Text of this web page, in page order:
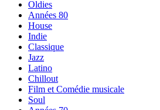
Oldies
Années 80
House
Indie
Classique
Jazz
Latino
Chillout
Film et Comédie musicale
Soul